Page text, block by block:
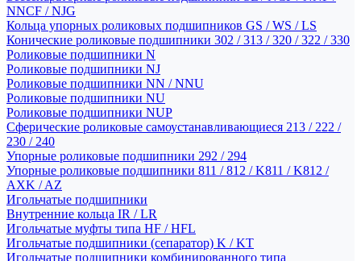
NNCF / NJG
Кольца упорных роликовых подшипников GS / WS / LS
Конические роликовые подшипники 302 / 313 / 320 / 322 / 330
Роликовые подшипники N
Роликовые подшипники NJ
Роликовые подшипники NN / NNU
Роликовые подшипники NU
Роликовые подшипники NUP
Сферические роликовые самоустанавливающиеся 213 / 222 /
230 / 240
Упорные роликовые подшипники 292 / 294
Упорные роликовые подшипники 811 / 812 / K811 / K812 /
AXK / AZ
Игольчатые подшипники
Внутренние кольца IR / LR
Игольчатые муфты типа HF / HFL
Игольчатые подшипники (сепаратор) K / KT
Игольчатые подшипники комбинированного типа